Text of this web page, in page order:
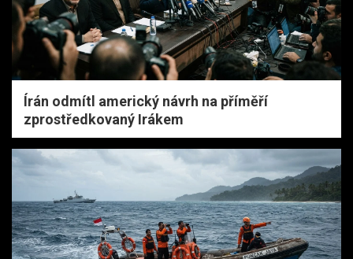
Írán odmítl americký návrh na příměří
zprostředkovaný Irákem